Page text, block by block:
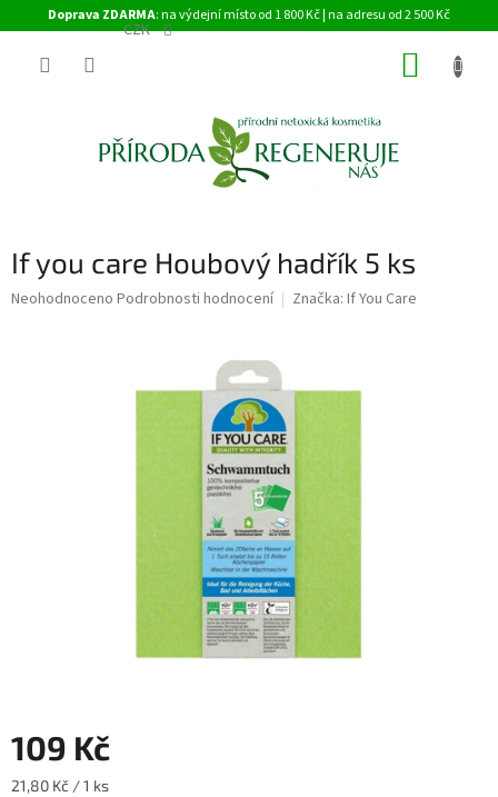
na
Doprava ZDARMA: na výdejní místo od 1 800 Kč | na adresu od 2 500 Kč
CZK
If you care Houbový hadřík 5 ks
Průměrné
Neohodnoceno Podrobnosti hodnocení Značka: If You Care
109 Kč
Měrná
21,80 Kč / 1 ks